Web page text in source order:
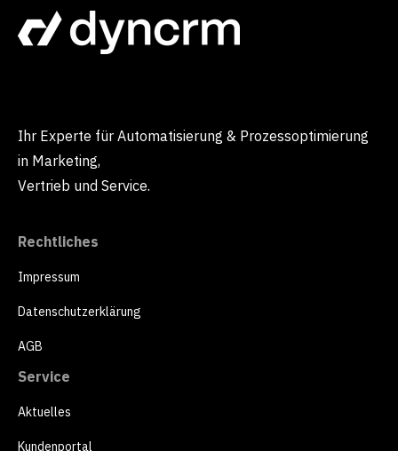
Ihr Experte für Automatisierung & Prozessoptimierung
in Marketing,
Vertrieb und Service.
Rechtliches
Impressum
Datenschutzerklärung
AGB
Service
Aktuelles
Kundenportal